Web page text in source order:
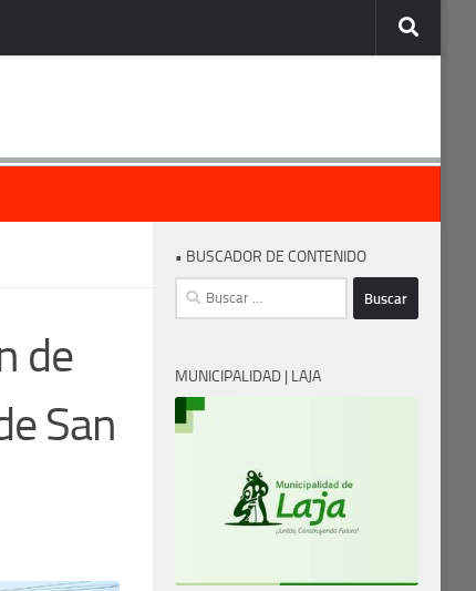
de
San
• BUSCADOR DE CONTENIDO
Buscar:
MUNICIPALIDAD | LAJA